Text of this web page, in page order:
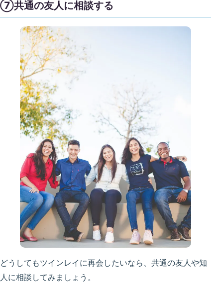
⑦共通の友人に相談する
どうしてもツインレイに再会したいなら、共通の友人や知
人に相談してみましょう。